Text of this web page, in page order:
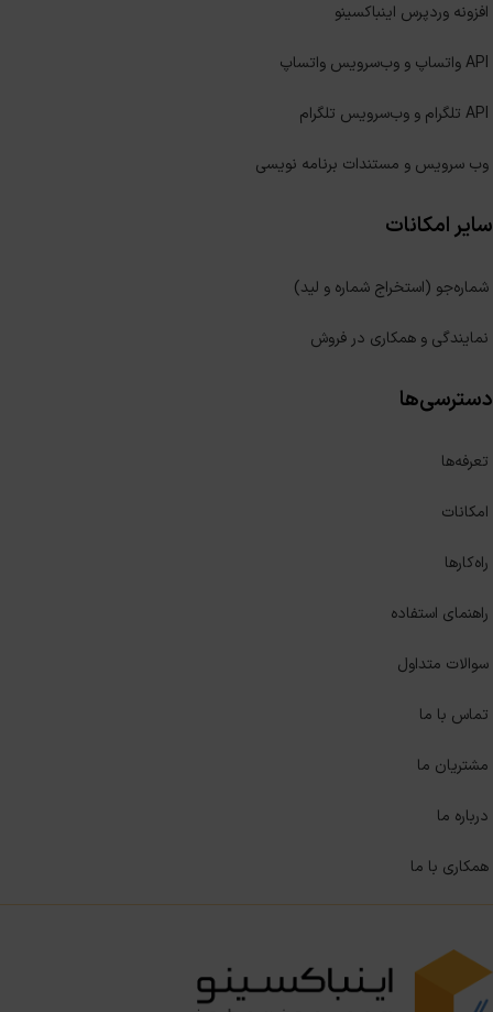
افزونه وردپرس اینباکسینو
API واتساپ و وب‌سرویس واتساپ
API تلگرام و وب‌سرویس تلگرام
وب سرویس و مستندات برنامه نویسی
سایر امکانات
شماره‌جو (استخراج شماره و لید)
نمایندگی و همکاری در فروش
دسترسی‌ها
تعرفه‌ها
امکانات
راه‌کارها
راهنمای استفاده
سوالات متداول
تماس با ما
مشتریان ما
درباره ما
همکاری با ما